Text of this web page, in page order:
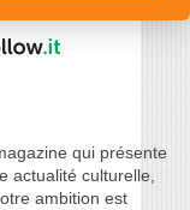
qui présente
actualité culturelle,
ambition est